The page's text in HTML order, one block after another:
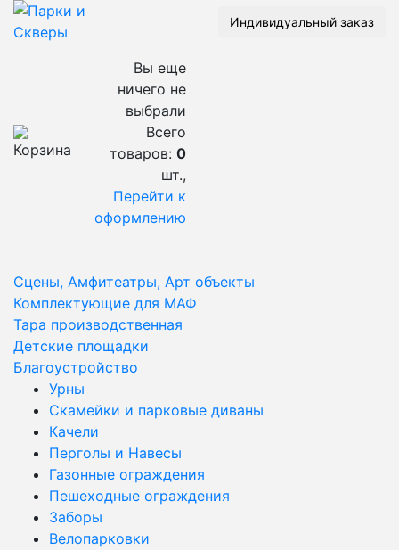
Индивидуальный заказ
Вы еще
ничего не
выбрали
Всего
товаров: 0
шт.,
Перейти к
оформлению
Сцены, Амфитеатры, Арт объекты
Комплектующие для МАФ
Тара производственная
Детские площадки
Благоустройство
Урны
Скамейки и парковые диваны
Качели
Перголы и Навесы
Газонные ограждения
Пешеходные ограждения
Заборы
Велопарковки